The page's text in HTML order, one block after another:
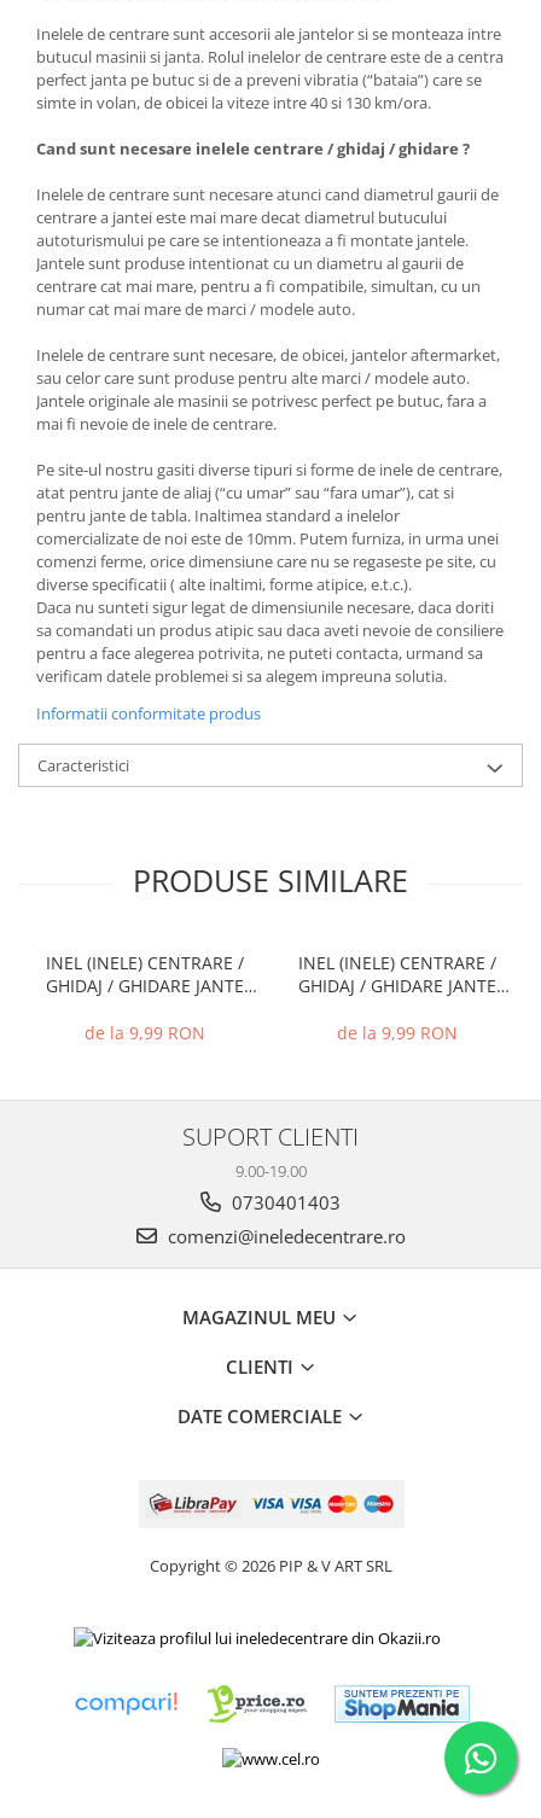
Inelele de centrare sunt accesorii ale jantelor si se monteaza intre
butucul masinii si janta. Rolul inelelor de centrare este de a centra
perfect janta pe butuc si de a preveni vibratia (“bataia”) care se
simte in volan, de obicei la viteze intre 40 si 130 km/ora.
Cand sunt necesare inelele centrare / ghidaj / ghidare ?
Inelele de centrare sunt necesare atunci cand diametrul gaurii de
centrare a jantei este mai mare decat diametrul butucului
autoturismului pe care se intentioneaza a fi montate jantele.
Jantele sunt produse intentionat cu un diametru al gaurii de
centrare cat mai mare, pentru a fi compatibile, simultan, cu un
numar cat mai mare de marci / modele auto.
Inelele de centrare sunt necesare, de obicei, jantelor aftermarket,
sau celor care sunt produse pentru alte marci / modele auto.
Jantele originale ale masinii se potrivesc perfect pe butuc, fara a
mai fi nevoie de inele de centrare.
Pe site-ul nostru gasiti diverse tipuri si forme de inele de centrare,
atat pentru jante de aliaj (“cu umar” sau “fara umar”), cat si
pentru jante de tabla. Inaltimea standard a inelelor
comercializate de noi este de 10mm. Putem furniza, in urma unei
comenzi ferme, orice dimensiune care nu se regaseste pe site, cu
diverse specificatii ( alte inaltimi, forme atipice, e.t.c.).
Daca nu sunteti sigur legat de dimensiunile necesare, daca doriti
sa comandati un produs atipic sau daca aveti nevoie de consiliere
pentru a face alegerea potrivita, ne puteti contacta, urmand sa
verificam datele problemei si sa alegem impreuna solutia.
Informatii conformitate produs
Caracteristici
PRODUSE SIMILARE
INEL (INELE) CENTRARE /
GHIDAJ / GHIDARE JANTE
de la 9,99 RON
INEL (INELE) CENTRARE /
GHIDAJ / GHIDARE JANTE
de la 9,99 RON
SUPORT CLIENTI
9.00-19.00
0730401403
comenzi@ineledecentrare.ro
MAGAZINUL MEU
CLIENTI
DATE COMERCIALE
Copyright © 2026 PIP & V ART SRL